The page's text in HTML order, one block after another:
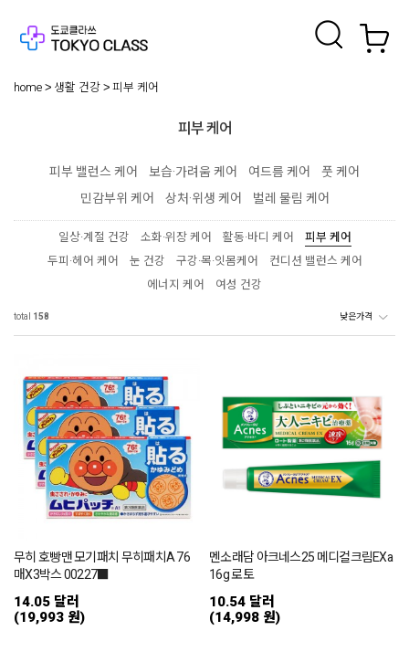
home 생활 건강 피부 케어
피부 케어
피부 밸런스 케어 보습·가려움 케어 여드름 케어
풋 케어
민감부위 케어
상처·위생 케어 벌레 물림 케어
일상·계절 건강 소화·위장 케어 활동·바디 케어
피부 케어
두피·헤어 케어
눈 건강 구강·목·잇몸케어
컨디션 밸런스 케어
에너지 케어
여성 건강
total 158
무히 호빵맨 모기패치 무히패치A 76
매X3박스 00227■
14.05 달러
(19,993 원)
멘소래담 아크네스25 메디컬크림EXa
16g 로토
10.54 달러
(14,998 원)